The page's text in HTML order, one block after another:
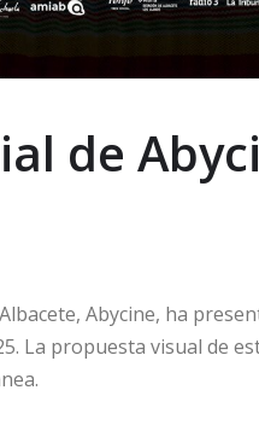
de
Abycine, ha
La propuesta visual de